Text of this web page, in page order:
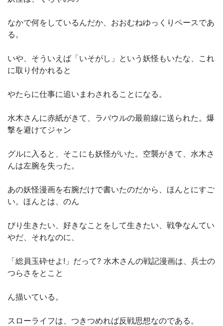
なかで何をしているんだか、おおむねゆっくりペースであ
る。
いや、そういえば「いそがし」という妖怪もいたな、これ
に取り付かれると
やたらに仕事に追いまわされることになる。
水木さんに赤紙がきて、ラバウルの最前線に送られた。爆
撃を避けてジャン
グルに入ると、そこにも妖怪がいた。空襲がきて、水木さ
んは左腕を失った。
あの妖怪漫画を右腕だけで書いたのだから、ほんとにすご
い。ほんとは、のん
びり生きたい、好きなことをして生きたい、戦争なんてい
やだ、それなのに、
「総員玉砕せよ!」だって? 水木さんの戦記漫画は、兵士の
つらさをとこと
ん描いている。
スローライフは、つきつめれば反戦思想なのである。